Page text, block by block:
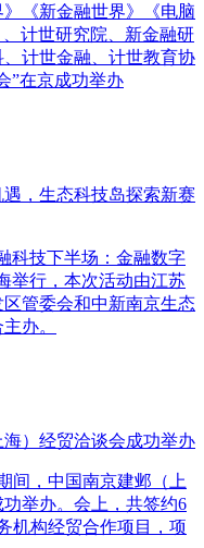
《新金融世界》《电脑
计世研究院、新金融研
计世金融、计世教育协
”在京成功举办
，生态科技岛探索新赛
科技下半场：金融数字
举行，本次活动由江苏
管委会和中新南京生态
办。
）经贸洽谈会成功举办
间，中国南京建邺（上
举办。会上，共签约6
机构经贸合作项目，项